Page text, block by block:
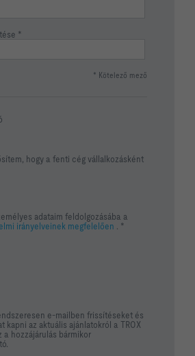
* Kötelező mező
hogy a fenti cég vállalkozásként
adataim feldolgozásába a
irányelveinek megfelelően . *
e-mailben frissítéseket és
kapni az aktuális ajánlatokról a TROX
a hozzájárulás bármikor